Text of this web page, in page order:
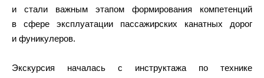
и стали важным этапом формирования компетенций
в сфере эксплуатации пассажирских канатных дорог
и фуникулеров.
Экскурсия началась с инструктажа по технике